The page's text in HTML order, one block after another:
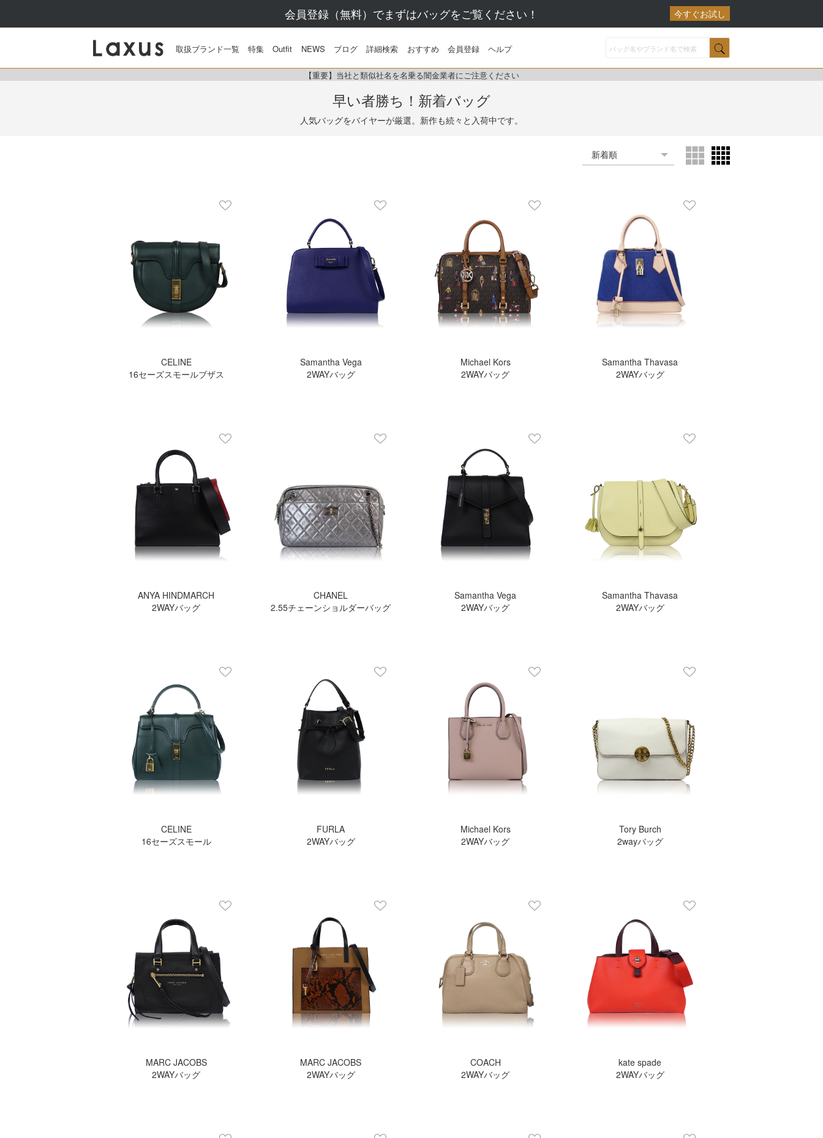
会員登録（無料）でまずはバッグをご覧ください！ 今すぐお試し
取扱ブランド一覧 特集 Outfit NEWS ブログ 詳細検索 おすすめ 会員登録 ヘルプ
【重要】当社と類似社名を名乗る闇金業者にご注意ください
早い者勝ち！新着バッグ
人気バッグをバイヤーが厳選。 新作も続々と入荷中です。
CELINE
16セーズスモールブザス
Samantha Vega
2WAYバッグ
Michael Kors
2WAYバッグ
Samantha Thavasa
2WAYバッグ
ANYA HINDMARCH
2WAYバッグ
CHANEL
2.55チェーンショルダーバッグ
Samantha Vega
2WAYバッグ
Samantha Thavasa
2WAYバッグ
CELINE
16セーズスモール
FURLA
2WAYバッグ
Michael Kors
2WAYバッグ
Tory Burch
2wayバッグ
MARC JACOBS
2WAYバッグ
MARC JACOBS
2WAYバッグ
COACH
2WAYバッグ
kate spade
2WAYバッグ